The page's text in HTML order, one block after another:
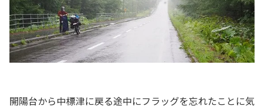
開陽台から中標津に戻る途中にフラッグを忘れたことに気